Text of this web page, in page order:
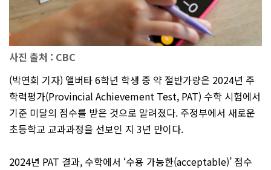
사진 출처 : CBC
(박연희 기자) 앨버타 6학년 학생 중 약 절반가량은 2024년 주
학력평가(Provincial Achievement Test, PAT) 수학 시험에서
기준 미달의 점수를 받은 것으로 알려졌다. 주정부에서 새로운
초등학교 교과과정을 선보인 지 3년 만이다.
2024년 PAT 결과, 수학에서 ‘수용 가능한(acceptable)’ 점수